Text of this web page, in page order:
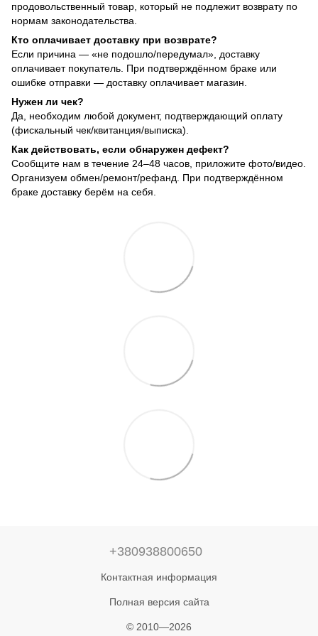
продовольственный товар, который не подлежит возврату по
нормам законодательства.
Кто оплачивает доставку при возврате?
Если причина — «не подошло/передумал», доставку
оплачивает покупатель. При подтверждённом браке или
ошибке отправки — доставку оплачивает магазин.
Нужен ли чек?
Да, необходим любой документ, подтверждающий оплату
(фискальный чек/квитанция/выписка).
Как действовать, если обнаружен дефект?
Сообщите нам в течение 24–48 часов, приложите фото/видео.
Организуем обмен/ремонт/рефанд. При подтверждённом
браке доставку берём на себя.
+380938800650
Контактная информация
Полная версия сайта
© 2010—2026